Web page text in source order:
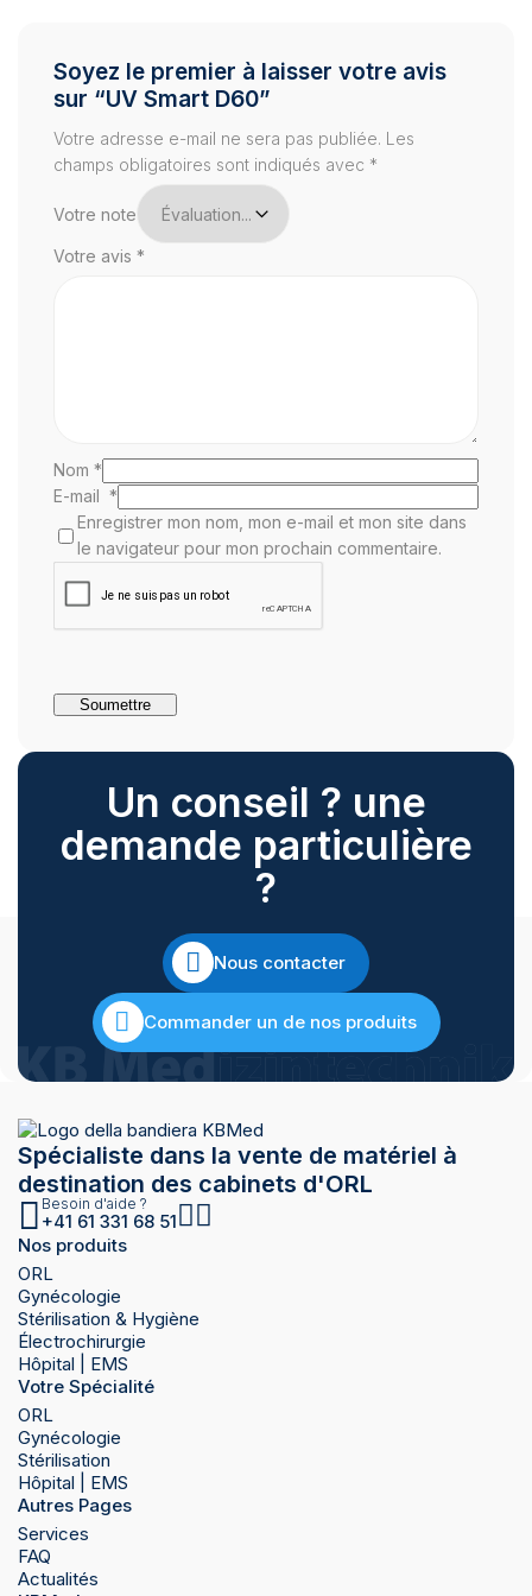
Soyez le premier à laisser votre avis
sur “UV Smart D60”
Votre adresse e-mail ne sera pas publiée. Les
champs obligatoires sont indiqués avec *
Votre note
Votre avis *
Nom *
E-mail *
Enregistrer mon nom, mon e-mail et mon site dans
le navigateur pour mon prochain commentaire.
Un conseil ? une
demande particulière
?
Nous contacter
Commander un de nos produits
Spécialiste dans la vente de matériel à
destination des cabinets d'ORL
Besoin d'aide ?
+41 61 331 68 51
Nos produits
ORL
Gynécologie
Stérilisation & Hygiène
Électrochirurgie
Hôpital | EMS
Votre Spécialité
ORL
Gynécologie
Stérilisation
Hôpital | EMS
Autres Pages
Services
FAQ
Actualités